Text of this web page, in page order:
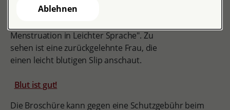
Blut ist gut!
Die Broschüre kann gegen eine Schutzgebühr beim
Ablehnen